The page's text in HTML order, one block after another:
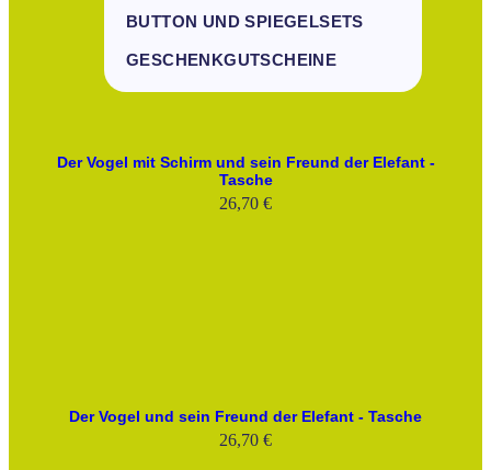
BUTTON UND SPIEGELSETS
GESCHENKGUTSCHEINE
Der Vogel mit Schirm und sein Freund der Elefant -
Tasche
26,70 €
Der Vogel und sein Freund der Elefant - Tasche
26,70 €